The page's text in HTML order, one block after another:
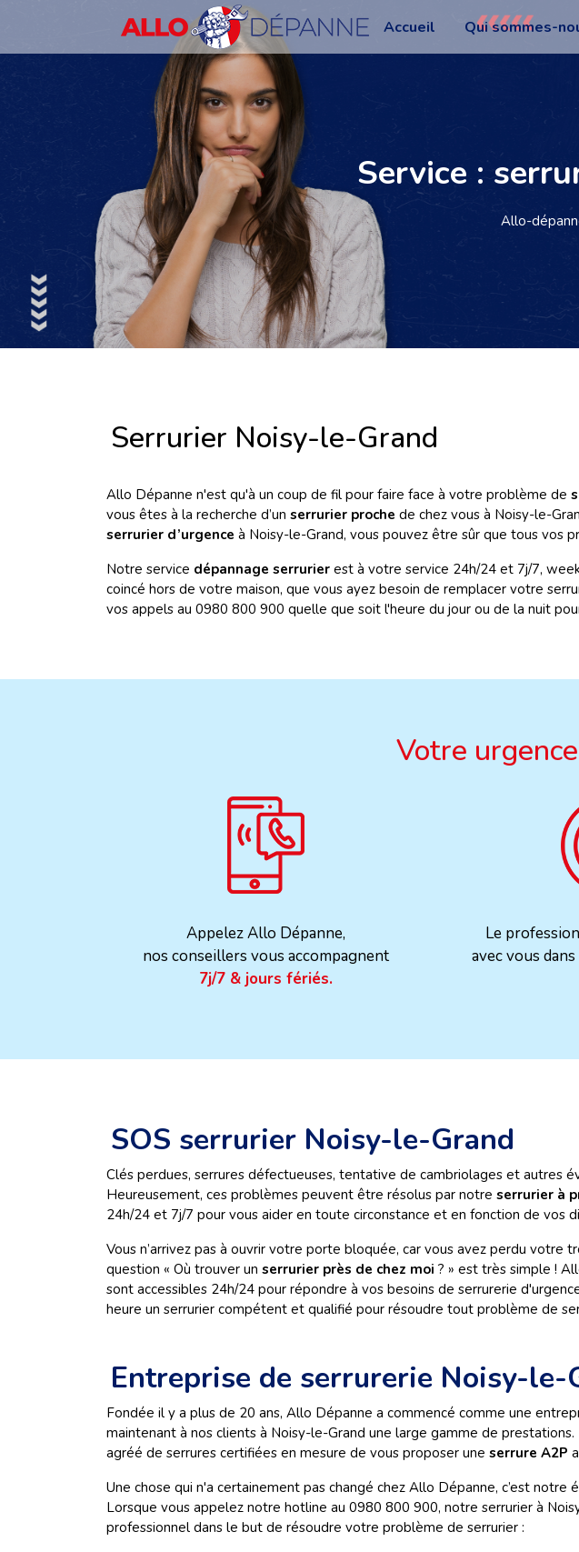
Accueil Qui sommes-
Service :
Allo-
Serrurier Noisy-le-Grand
Allo Dépanne n'est qu'à un coup de fil pour faire face à votre problème de
vous êtes à la recherche d’un serrurier proche de chez vous à Noisy-le-
serrurier d’urgence à Noisy-le-Grand, vous pouvez être sûr que tous vos
Notre service dépannage serrurier est à votre service 24h/24 et 7j/7,
coincé hors de votre maison, que vous ayez besoin de remplacer votre
vos appels au 0980 800 900 quelle que soit l'heure du jour ou de la nuit
Votre
Appelez Allo Dépanne,
nos conseillers vous accompagnent
7j/7 & jours fériés.
Le
avec vous dans
SOS serrurier Noisy-le-Grand
Clés perdues, serrures défectueuses, tentative de cambriolages et autres
Heureusement, ces problèmes peuvent être résolus par notre serrurier à
24h/24 et 7j/7 pour vous aider en toute circonstance et en fonction de vos
Vous n’arrivez pas à ouvrir votre porte bloquée, car vous avez perdu votre
question « Où trouver un serrurier près de chez moi ? » est très simple !
sont accessibles 24h/24 pour répondre à vos besoins de serrurerie
heure un serrurier compétent et qualifié pour résoudre tout problème de
Entreprise de serrurerie Noisy-le-
Fondée il y a plus de 20 ans, Allo Dépanne a commencé comme une
maintenant à nos clients à Noisy-le-Grand une large gamme de prestations.
agréé de serrures certifiées en mesure de vous proposer une serrure A2P
Une chose qui n'a certainement pas changé chez Allo Dépanne, c’est
Lorsque vous appelez notre hotline au 0980 800 900, notre serrurier à
professionnel dans le but de résoudre votre problème de serrurier :